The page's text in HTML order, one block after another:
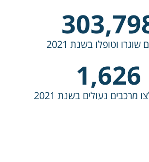
שוגרו וטופלו בשנת 2021
מרכבים נעולים בשנת 2021
1,626